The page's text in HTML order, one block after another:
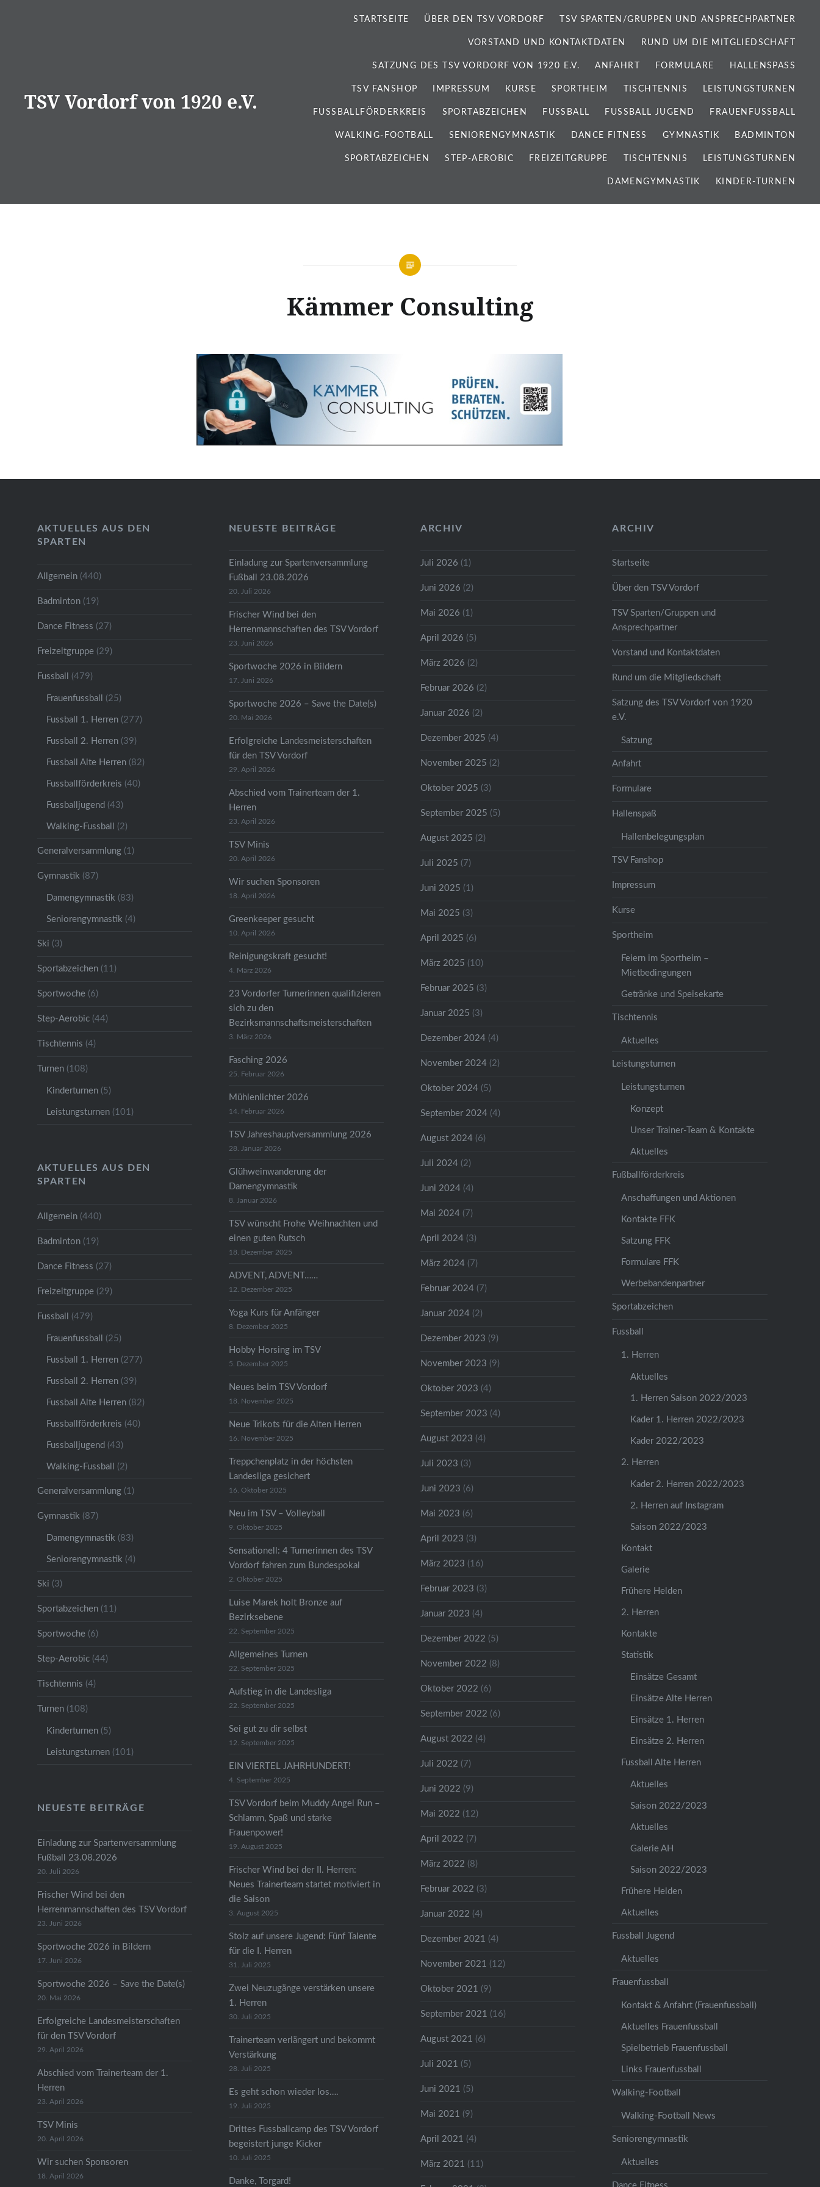
TSV Vordorf von 1920 e.V.
STARTSEITE ÜBER DEN TSV VORDORF TSV SPARTEN/GRUPPEN UND ANSPRECHPARTNER
VORSTAND UND KONTAKTDATEN RUND UM DIE MITGLIEDSCHAFT
SATZUNG DES TSV VORDORF VON 1920 E.V. ANFAHRT FORMULARE HALLENSPASS
TSV FANSHOP IMPRESSUM KURSE SPORTHEIM TISCHTENNIS LEISTUNGSTURNEN
FUSSBALLFÖRDERKREIS SPORTABZEICHEN FUSSBALL FUSSBALL JUGEND FRAUENFUSSBALL
WALKING-FOOTBALL SENIORENGYMNASTIK DANCE FITNESS GYMNASTIK BADMINTON
SPORTABZEICHEN STEP-AEROBIC FREIZEITGRUPPE TISCHTENNIS LEISTUNGSTURNEN
DAMENGYMNASTIK KINDER-TURNEN
Kämmer Consulting
AKTUELLES AUS DEN
SPARTEN
Allgemein(440)
Badminton(19)
Dance Fitness (27)
Freizeitgruppe(29)
Fussball (479)
Frauenfussball (25)
Fussball 1. Herren(277)
Fussball 2. Herren(39)
Fussball Alte Herren(82)
Fussballförderkreis (40)
Fussballjugend (43)
Walking-Fussball (2)
Generalversammlung(1)
Gymnastik (87)
Damengymnastik (83)
Seniorengymnastik (4)
Ski (3)
Sportabzeichen(11)
Sportwoche(6)
Step-Aerobic(44)
Tischtennis (4)
Turnen(108)
Kinderturnen(5)
Leistungsturnen(101)
NEUESTE BEITRÄGE
Einladung zur Spartenversammlung
Fußball 23.08.2026
20. Juli 2026
Frischer Wind bei den
Herrenmannschaften des TSV Vordorf
23. Juni 2026
Sportwoche 2026 in Bildern
17. Juni 2026
Sportwoche 2026 – Save the Date(s)
20. Mai 2026
Erfolgreiche Landesmeisterschaften
für den TSV Vordorf
29. April 2026
Abschied vom Trainerteam der 1.
Herren
23. April 2026
TSV Minis
20. April 2026
Wir suchen Sponsoren
18. April 2026
Greenkeeper gesucht
10. April 2026
Reinigungskraft gesucht!
4. März 2026
23 Vordorfer Turnerinnen qualifizieren
sich zu den
Bezirksmannschaftsmeisterschaften
3. März 2026
Fasching 2026
25. Februar 2026
Mühlenlichter 2026
14. Februar 2026
TSV Jahreshauptversammlung 2026
28. Januar 2026
Glühweinwanderung der
Damengymnastik
8. Januar 2026
TSV wünscht Frohe Weihnachten und
einen guten Rutsch
18. Dezember 2025
ADVENT, ADVENT……
12. Dezember 2025
Yoga Kurs für Anfänger
8. Dezember 2025
Hobby Horsing im TSV
5. Dezember 2025
Neues beim TSV Vordorf
18. November 2025
Neue Trikots für die Alten Herren
16. November 2025
Treppchenplatz in der höchsten
Landesliga gesichert
16. Oktober 2025
Neu im TSV – Volleyball
9. Oktober 2025
Sensationell: 4 Turnerinnen des TSV
Vordorf fahren zum Bundespokal
2. Oktober 2025
Luise Marek holt Bronze auf
Bezirksebene
22. September 2025
Allgemeines Turnen
22. September 2025
Aufstieg in die Landesliga
22. September 2025
Sei gut zu dir selbst
12. September 2025
EIN VIERTEL JAHRHUNDERT!
4. September 2025
TSV Vordorf beim Muddy Angel Run –
Schlamm, Spaß und starke
Frauenpower!
19. August 2025
Frischer Wind bei der II. Herren:
Neues Trainerteam startet motiviert in
die Saison
3. August 2025
Stolz auf unsere Jugend: Fünf Talente
für die I. Herren
31. Juli 2025
Zwei Neuzugänge verstärken unsere
1. Herren
30. Juli 2025
Trainerteam verlängert und bekommt
Verstärkung
28. Juli 2025
Es geht schon wieder los….
19. Juli 2025
Drittes Fussballcamp des TSV Vordorf
begeistert junge Kicker
10. Juli 2025
Danke, Torgard!
ARCHIV
Juli 2026 (1)
Juni 2026 (2)
Mai 2026 (1)
April 2026 (5)
März 2026 (2)
Februar 2026 (2)
Januar 2026 (2)
Dezember 2025 (4)
November 2025 (2)
Oktober 2025 (3)
September 2025 (5)
August 2025 (2)
Juli 2025 (7)
Juni 2025 (1)
Mai 2025 (3)
April 2025 (6)
März 2025 (10)
Februar 2025 (3)
Januar 2025 (3)
Dezember 2024 (4)
November 2024 (2)
Oktober 2024 (5)
September 2024 (4)
August 2024 (6)
Juli 2024 (2)
Juni 2024 (4)
Mai 2024 (7)
April 2024 (3)
März 2024 (7)
Februar 2024 (7)
Januar 2024 (2)
Dezember 2023 (9)
November 2023 (9)
Oktober 2023 (4)
September 2023 (4)
August 2023 (4)
Juli 2023 (3)
Juni 2023 (6)
Mai 2023 (6)
April 2023 (3)
März 2023 (16)
Februar 2023 (3)
Januar 2023 (4)
Dezember 2022 (5)
November 2022 (8)
Oktober 2022 (6)
September 2022 (6)
August 2022 (4)
Juli 2022 (7)
Juni 2022 (9)
Mai 2022 (12)
April 2022 (7)
März 2022 (8)
Februar 2022 (3)
Januar 2022 (4)
Dezember 2021 (4)
November 2021 (12)
Oktober 2021 (9)
September 2021 (16)
August 2021 (6)
Juli 2021 (5)
Juni 2021 (5)
Mai 2021 (9)
April 2021 (4)
März 2021 (11)
ARCHIV
Startseite
Über den TSV Vordorf
TSV Sparten/Gruppen und
Ansprechpartner
Vorstand und Kontaktdaten
Rund um die Mitgliedschaft
Satzung des TSV Vordorf von 1920
e.V.
Satzung
Anfahrt
Formulare
Hallenspaß
Hallenbelegungsplan
TSV Fanshop
Impressum
Kurse
Sportheim
Feiern im Sportheim –
Mietbedingungen
Getränke und Speisekarte
Tischtennis
Aktuelles
Leistungsturnen
Leistungsturnen
Konzept
Unser Trainer-Team & Kontakte
Aktuelles
Fußballförderkreis
Anschaffungen und Aktionen
Kontakte FFK
Satzung FFK
Formulare FFK
Werbebandenpartner
Sportabzeichen
Fussball
1. Herren
Aktuelles
1. Herren Saison 2022/2023
Kader 1. Herren 2022/2023
Kader 2022/2023
2. Herren
Kader 2. Herren 2022/2023
2. Herren auf Instagram
Saison 2022/2023
Kontakt
Galerie
Frühere Helden
2. Herren
Kontakte
Statistik
Einsätze Gesamt
Einsätze Alte Herren
Einsätze 1. Herren
Einsätze 2. Herren
Fussball Alte Herren
Aktuelles
Saison 2022/2023
Aktuelles
Galerie AH
Saison 2022/2023
Frühere Helden
Aktuelles
Fussball Jugend
Aktuelles
Frauenfussball
Kontakt & Anfahrt (Frauenfussball)
Aktuelles Frauenfussball
Spielbetrieb Frauenfussball
Links Frauenfussball
Walking-Football
Walking-Football News
Seniorengymnastik
Aktuelles
AKTUELLES AUS DEN
SPARTEN
Allgemein(440)
Badminton(19)
Dance Fitness (27)
Freizeitgruppe(29)
Fussball (479)
Frauenfussball (25)
Fussball 1. Herren(277)
Fussball 2. Herren(39)
Fussball Alte Herren(82)
Fussballförderkreis (40)
Fussballjugend (43)
Walking-Fussball (2)
Generalversammlung(1)
Gymnastik (87)
Damengymnastik (83)
Seniorengymnastik (4)
Ski (3)
Sportabzeichen(11)
Sportwoche(6)
Step-Aerobic(44)
Tischtennis (4)
Turnen(108)
Kinderturnen(5)
Leistungsturnen(101)
NEUESTE BEITRÄGE
Einladung zur Spartenversammlung
Fußball 23.08.2026
20. Juli 2026
Frischer Wind bei den
Herrenmannschaften des TSV Vordorf
23. Juni 2026
Sportwoche 2026 in Bildern
17. Juni 2026
Sportwoche 2026 – Save the Date(s)
20. Mai 2026
Erfolgreiche Landesmeisterschaften
für den TSV Vordorf
29. April 2026
Abschied vom Trainerteam der 1.
Herren
23. April 2026
TSV Minis
20. April 2026
Wir suchen Sponsoren
18. April 2026